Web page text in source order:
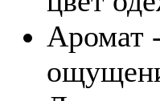
Аромат